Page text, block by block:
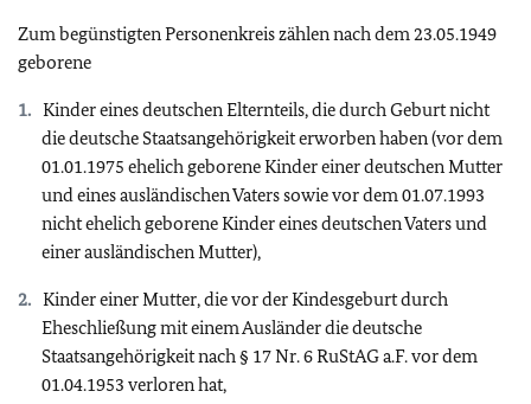
Zum begünstigten Personenkreis zählen nach dem 23.05.1949
geborene
Kinder eines deutschen Elternteils, die durch Geburt nicht
die deutsche Staatsangehörigkeit erworben haben (vor dem
01.01.1975 ehelich geborene Kinder einer deutschen Mutter
und eines ausländischen Vaters sowie vor dem 01.07.1993
nicht ehelich geborene Kinder eines deutschen Vaters und
einer ausländischen Mutter),
Kinder einer Mutter, die vor der Kindesgeburt durch
Eheschließung mit einem Ausländer die deutsche
Staatsangehörigkeit nach § 17 Nr. 6 RuStAG a.F. vor dem
01.04.1953 verloren hat,